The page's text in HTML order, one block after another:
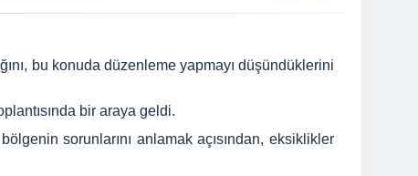
bu konuda düzenleme yapmayı düşündüklerini
bir araya geldi.
sorunlarını anlamak açısından, eksiklikler